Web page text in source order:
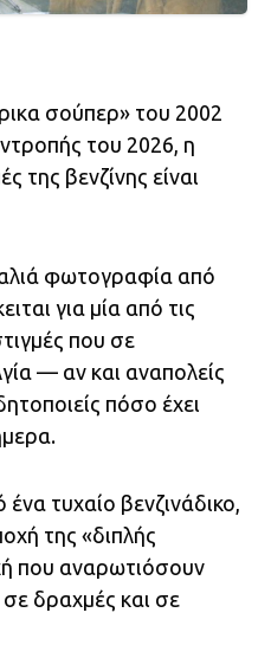
σούπερ» του 2002
του 2026, η
της βενζίνης είναι
φωτογραφία από
για μία από τις
που σε
— αν και αναπολείς
πόσο έχει
τυχαίο βενζινάδικο,
της «διπλής
που αναρωτιόσουν
σε δραχμές και σε